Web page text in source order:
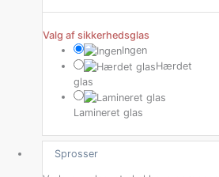
Valg af sikkerhedsglas
Ingen
Hærdet
glas
Lamineret glas
Sprosser